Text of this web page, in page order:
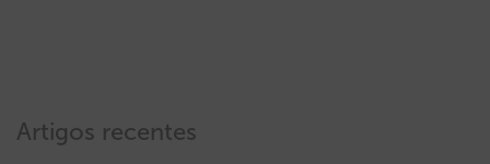
Artigos recentes